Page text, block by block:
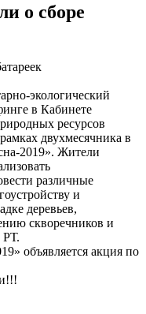
о сборе
экологический
в Кабинете
ресурсов
двухмесячника в
2019». Жители
различные
и
деревьев,
скворечников и
РТ.
объявляется акция по